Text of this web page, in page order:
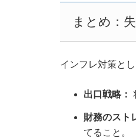
まとめ：
インフレ対策と
出口戦略：
財務のスト
てること。